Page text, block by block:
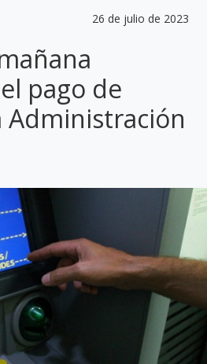
26 de julio de 2023
pago de
Administración